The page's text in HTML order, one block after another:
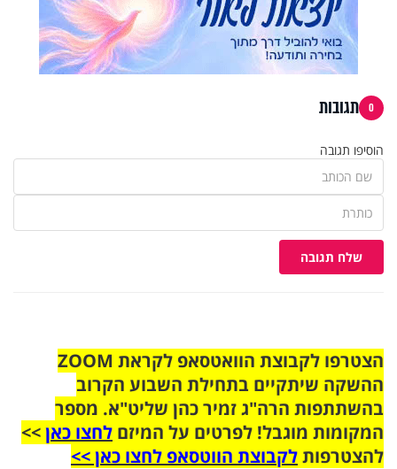
0 תגובות
הוסיפו תגובה
שלח תגובה
הצטרפו לקבוצת הוואטסאפ לקראת ZOOM
ההשקה שיתקיים בתחילת השבוע הקרוב
בהשתתפות הרה"ג זמיר כהן שליט"א. מספר
המקומות מוגבל! לפרטים על המיזם לחצו כאן>>
להצטרפותלקבוצת הווטסאפ לחצו כאן >>